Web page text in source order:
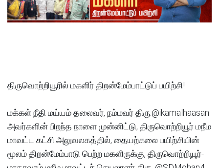
திருவொற்றியூரில் மகளிர் திறன்மேம்பாட்டுப் பயிற்சி!
மக்கள் நீதி மய்யம் தலைவர், நம்மவர் திரு.@ikamalhaasan
அவர்களின் பிறந்த நாளை முன்னிட்டு, திருவொற்றியூர் மநீம
மாவட்ட கட்சி அலுவலகத்தில், தையற்கலை பயிற்சியின்
மூலம் திறன்மேம்பாடு பெற்ற மகளிருக்கு, திருவொற்றியூர்-